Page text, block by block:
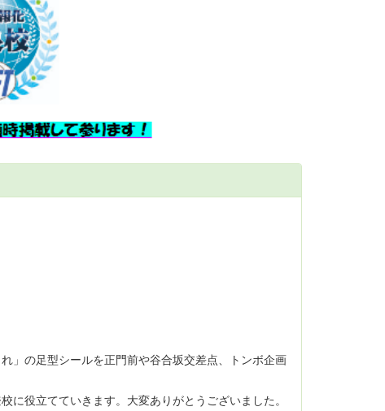
」の足型シールを正門前や谷合坂交差点、トンボ企画
役立てていきます。大変ありがとうございました。